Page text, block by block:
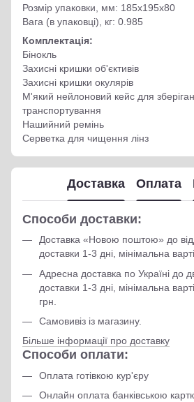
Розмір упаковки, мм: 185x195x80
Вага (в упаковці), кг: 0.985
Комплектація:
Бінокль
Захисні кришки об'єктивів
Захисні кришки окулярів
М'який нейлоновий кейс для
транспортування
Нашийний ремінь
Серветка для чищення лінз
Доставка Оплата
Способи доставки:
Доставка «Новою поштою» до
доставки 1-3 дні, мінімальна
Адресна доставка по Україні до
доставки 1-3 дні, мінімальна
грн.
Самовивіз із магазину.
Більше інформації про доставку
Способи оплати:
Оплата готівкою кур'єру
Онлайн оплата банківською